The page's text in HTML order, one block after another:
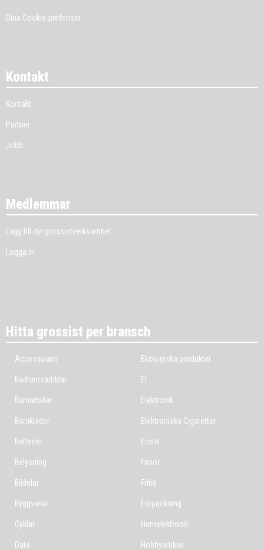
Dina Cookie-prefenser
Kontakt
Kontakt
Partner
Jobb
Medlemmar
Lägg till din grossistverksamhet
Logga in
Hitta grossist per bransch
Accessoarer
Badrumsartiklar
Barnartiklar
Barnkläder
Batterier
Belysning
Bildelar
Byggvaror
Cyklar
Data
Ekologiska produkter
El
Elektronik
Elektroniska Cigaretter
Erotik
Frisör
Fritid
Förpackning
Hemelektronik
Hobbyartiklar